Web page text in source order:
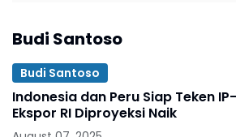
Budi Santoso
Budi Santoso
Indonesia dan Peru Siap Teken IP-
Ekspor RI Diproyeksi Naik